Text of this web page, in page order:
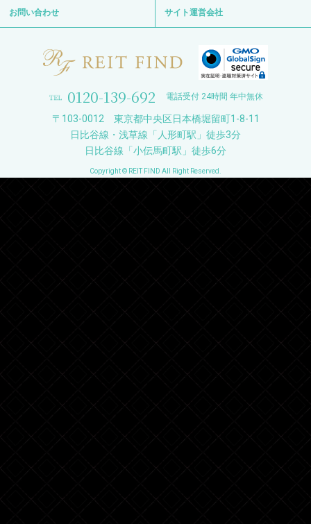
お問い合わせ サイト運営会社
0120-139-692 電話受付 24時間 年中無休
〒103-0012 東京都中央区日本橋堀留町1-8-11
日比谷線・浅草線「人形町駅」徒歩3分
日比谷線「小伝馬町駅」徒歩6分
Copyright © REIT FIND All Right Reserved.